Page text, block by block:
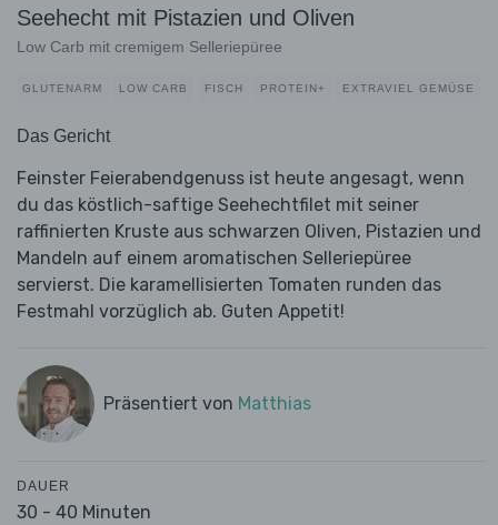
Seehecht mit Pistazien und Oliven
Low Carb mit cremigem Selleriepüree
GLUTENARM LOW CARB FISCH PROTEIN+ EXTRAVIEL GEMÜSE
Das Gericht
Feinster Feierabendgenuss ist heute angesagt, wenn
du das köstlich-saftige Seehechtfilet mit seiner
raffinierten Kruste aus schwarzen Oliven, Pistazien und
Mandeln auf einem aromatischen Selleriepüree
servierst. Die karamellisierten Tomaten runden das
Festmahl vorzüglich ab. Guten Appetit!
Präsentiert von Matthias
DAUER
30 - 40 Minuten